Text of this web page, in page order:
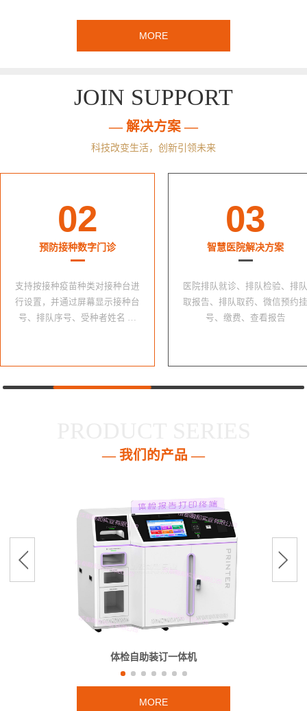
MORE
JOIN SUPPORT
— 解决方案 —
科技改变生活，创新引领未来
02
预防接种数字门诊
支持按接种疫苗种类对接种台进
行设置，并通过屏幕显示接种台
号、排队序号、受种者姓名 …
03
智慧医院解决方案
医院排队就诊、排队检验、排队
取报告、排队取药、微信预约挂
号、缴费、查看报告
— 我们的产品 —
体检自助装订一体机
MORE